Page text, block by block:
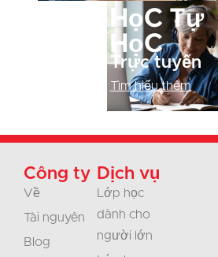
Học tự
học
Trực tuyến
Tìm hiểu thêm
Công ty
Về
Tài nguyên
Blog
Dịch vụ
Lớp học
dành cho
người lớn